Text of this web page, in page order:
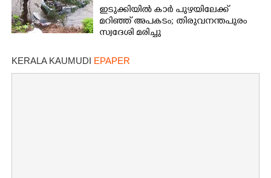
ഇടുക്കിയിൽ കാർ പുഴയിലേക്ക്
മറിഞ്ഞ് അപകടം; തിരുവനന്തപുരം
സ്വദേശി മരിച്ചു
KERALA KAUMUDI EPAPER